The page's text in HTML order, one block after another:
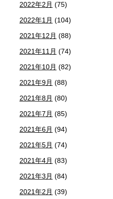
2022年2月 (75)
2022年1月 (104)
2021年12月 (88)
2021年11月 (74)
2021年10月 (82)
2021年9月 (88)
2021年8月 (80)
2021年7月 (85)
2021年6月 (94)
2021年5月 (74)
2021年4月 (83)
2021年3月 (84)
2021年2月 (39)